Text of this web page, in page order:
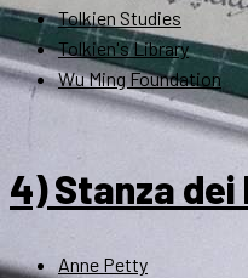
Tolkien Studies
Tolkien's Library
Wu Ming Foundation
4) Stanza
Anne Petty